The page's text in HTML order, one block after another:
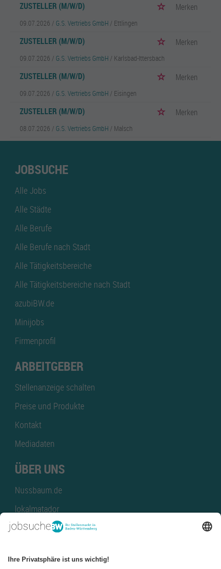
ZUSTELLER (M/W/D) Merken
09.07.2026 / G.S. Vertriebs GmbH / Ettlingen
ZUSTELLER (M/W/D) Merken
09.07.2026 / G.S. Vertriebs GmbH / Karlsbad-Ittersbach
ZUSTELLER (M/W/D) Merken
09.07.2026 / G.S. Vertriebs GmbH / Eisingen
ZUSTELLER (M/W/D) Merken
08.07.2026 / G.S. Vertriebs GmbH / Malsch
JOBSUCHE
Alle Jobs
Alle Städte
Alle Berufe
Alle Berufe nach Stadt
Alle Tätigkeitsbereiche
Alle Tätigkeitsbereiche nach Stadt
azubiBW.de
Minijobs
Firmenprofil
ARBEITGEBER
Stellenanzeige schalten
Preise und Produkte
Kontakt
Mediadaten
ÜBER UNS
Nussbaum.de
lokalmatador
kaufinBW
NussbaumID